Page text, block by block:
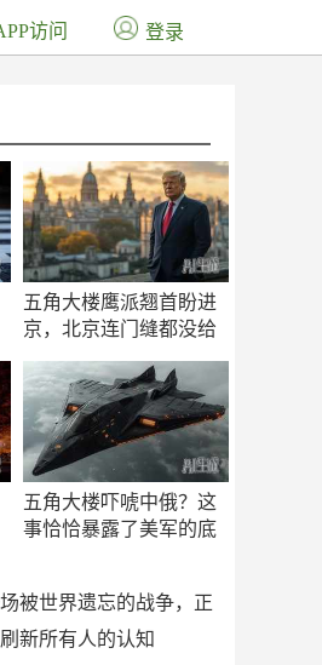
五角大楼鹰派翘首盼进
京，北京连门缝都没给
五角大楼吓唬中俄？这
事恰恰暴露了美军的底
被世界遗忘的战争，正
新所有人的认知
访问 登录